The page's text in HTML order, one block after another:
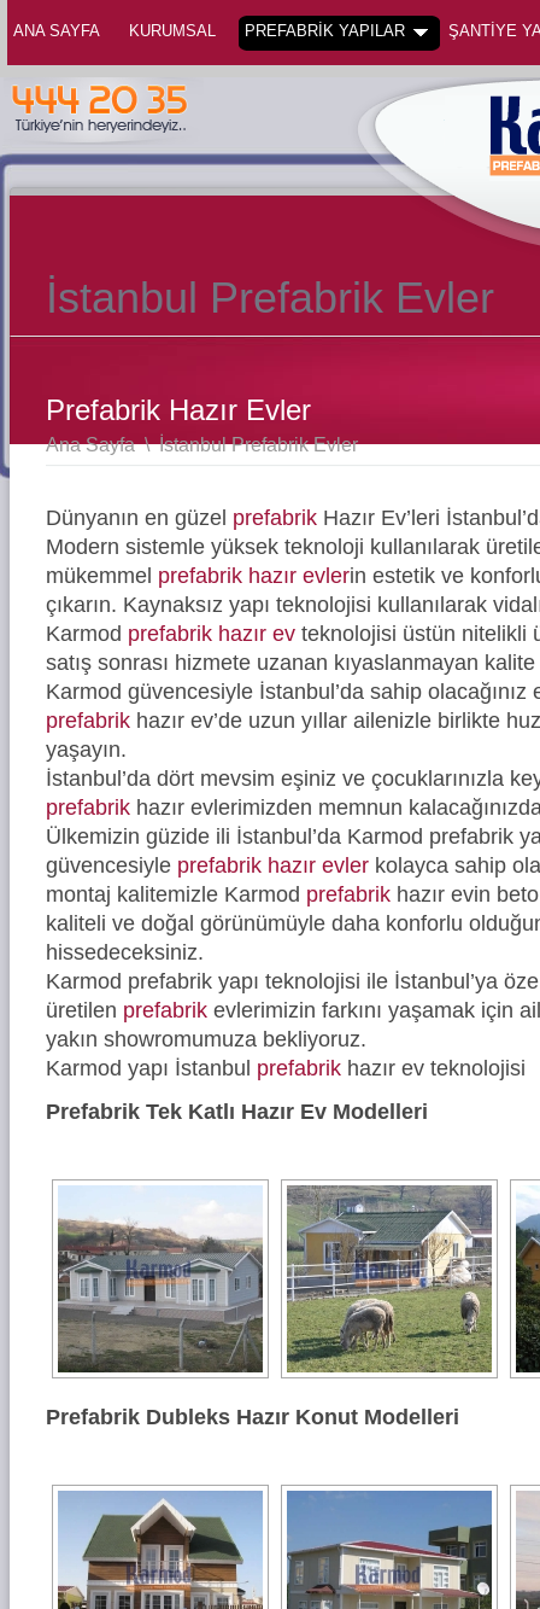
ANA SAYFA KURUMSAL PREFABRİK YAPILAR ŞANTİYE
İstanbul Prefabrik Evler
Prefabrik Hazır Evler
Ana Sayfa \İstanbul Prefabrik Evler
Dünyanın en güzel prefabrik Hazır Ev’leri
Modern sistemle yüksek teknoloji kullanılarak
mükemmel prefabrik hazır evlerin estetik ve
çıkarın. Kaynaksız yapı teknolojisi kullanılarak
Karmod prefabrik hazır ev teknolojisi üstün nitelikli
satış sonrası hizmete uzanan kıyaslanmayan kalite
Karmod güvencesiyle İstanbul’da sahip
prefabrik hazır ev’de uzun yıllar ailenizle birlikte
yaşayın.
İstanbul’da dört mevsim eşiniz ve çocuklarınızla
prefabrik hazır evlerimizden memnun
Ülkemizin güzide ili İstanbul’da Karmod prefabrik
güvencesiyle prefabrik hazır evler kolayca sahip
montaj kalitemizle Karmod prefabrik hazır evin
kaliteli ve doğal görünümüyle daha konforlu
hissedeceksiniz.
Karmod prefabrik yapı teknolojisi ile İstanbul’ya
üretilen prefabrik evlerimizin farkını yaşamak için
yakın showromumuza bekliyoruz.
Karmod yapı İstanbul prefabrik hazır ev teknolojisi
Prefabrik Tek Katlı Hazır Ev Modelleri
Prefabrik Dubleks Hazır Konut Modelleri